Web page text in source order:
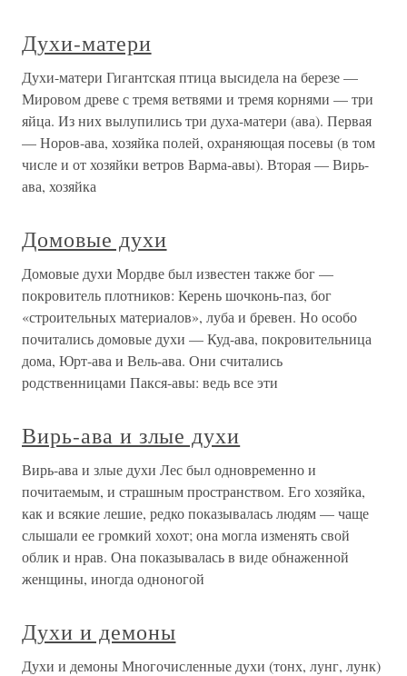
Духи-матери
Духи-матери Гигантская птица высидела на березе —
Мировом древе с тремя ветвями и тремя корнями — три
яйца. Из них вылупились три духа-матери (ава). Первая
— Норов-ава, хозяйка полей, охраняющая посевы (в том
числе и от хозяйки ветров Варма-авы). Вторая — Вирь-
ава, хозяйка
Домовые духи
Домовые духи Мордве был известен также бог —
покровитель плотников: Керень шочконь-паз, бог
«строительных материалов», луба и бревен. Но особо
почитались домовые духи — Куд-ава, покровительница
дома, Юрт-ава и Вель-ава. Они считались
родственницами Пакся-авы: ведь все эти
Вирь-ава и злые духи
Вирь-ава и злые духи Лес был одновременно и
почитаемым, и страшным пространством. Его хозяйка,
как и всякие лешие, редко показывалась людям — чаще
слышали ее громкий хохот; она могла изменять свой
облик и нрав. Она показывалась в виде обнаженной
женщины, иногда одноногой
Духи и демоны
Духи и демоны Многочисленные духи (тонх, лунг, лунк)